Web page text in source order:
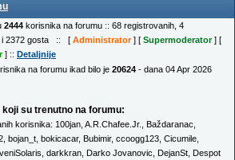
2444 korisnika na forumu :: 68 registrovanih, 4
i 2372 gosta :: [ Administrator] [ Supermoderator] [
] :: Detaljnije
na forumu ikad bilo je 20624 - dana 04 Apr 2026
su trenutno na forumu:
korisnika: 100jan A.R.Chafee.Jr. Baždaranac
bojan_t bokicacar, Bubimir, ccoogg123 Cicumile
darkkran Darko Jovanovic DejanSt Despot